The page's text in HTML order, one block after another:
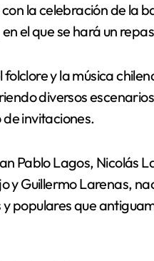
la celebración de la
el que se hará un
y la música
diversos
invitaciones.
Pablo Lagos, Nicolás
y Guillermo Larenas,
populares que